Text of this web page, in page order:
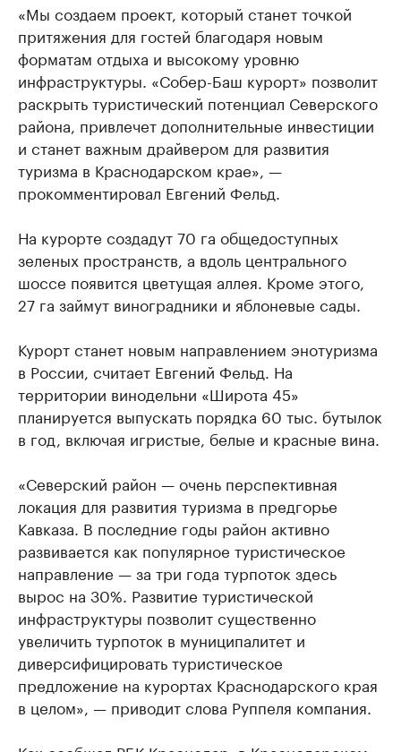
«Мы создаем проект, который станет точкой
притяжения для гостей благодаря новым
форматам отдыха и высокому уровню
инфраструктуры. «Собер-Баш курорт» позволит
раскрыть туристический потенциал Северского
района, привлечет дополнительные инвестиции
и станет важным драйвером для развития
туризма в Краснодарском крае», —
прокомментировал Евгений Фельд.
На курорте создадут 70 га общедоступных
зеленых пространств, а вдоль центрального
шоссе появится цветущая аллея. Кроме этого,
27 га займут виноградники и яблоневые сады.
Курорт станет новым направлением энотуризма
в России, считает Евгений Фельд. На
территории винодельни «Широта 45»
планируется выпускать порядка 60 тыс. бутылок
в год, включая игристые, белые и красные вина.
«Северский район — очень перспективная
локация для развития туризма в предгорье
Кавказа. В последние годы район активно
развивается как популярное туристическое
направление — за три года турпоток здесь
вырос на 30%. Развитие туристической
инфраструктуры позволит существенно
увеличить турпоток в муниципалитет и
диверсифицировать туристическое
предложение на курортах Краснодарского края
в целом», — приводит слова Руппеля компания.